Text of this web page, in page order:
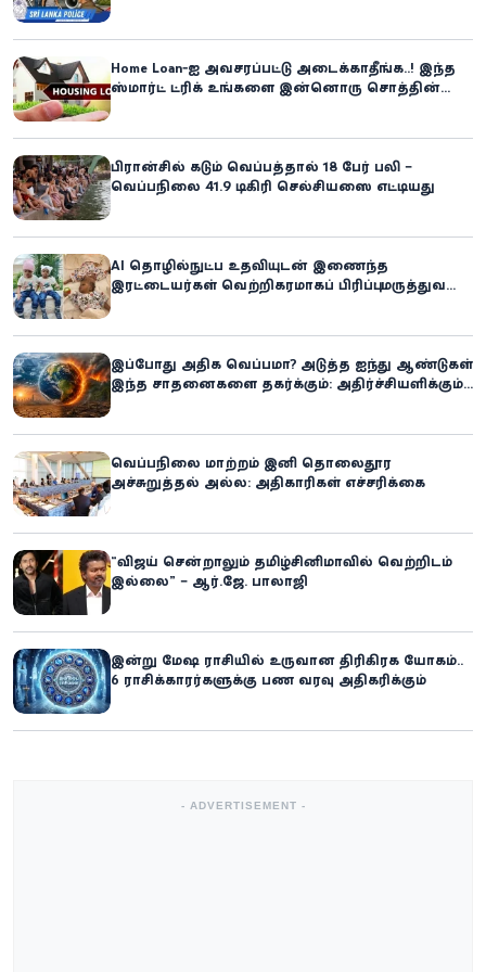
Home Loan-ஐ அவசரப்பட்டு அடைக்காதீங்க..! இந்த
ஸ்மார்ட் ட்ரிக் உங்களை இன்னொரு சொத்தின்
பிரான்சில் கடும் வெப்பத்தால் 18 பேர் பலி –
வெப்பநிலை 41.9 டிகிரி செல்சியஸை எட்டியது
AI தொழில்நுட்ப உதவியுடன் இணைந்த
இரட்டையர்கள் வெற்றிகரமாகப் பிரிப்பு: மருத்துவ
இப்போது அதிக வெப்பமா? அடுத்த ஐந்து ஆண்டுகள்
இந்த சாதனைகளை தகர்க்கும்: அதிர்ச்சியளிக்கும்
வெப்பநிலை மாற்றம் இனி தொலைதூர
அச்சுறுத்தல் அல்ல: அதிகாரிகள் எச்சரிக்கை
“விஜய் சென்றாலும் தமிழ்சினிமாவில் வெற்றிடம்
இல்லை” – ஆர்.ஜே. பாலாஜி
இன்று மேஷ ராசியில் உருவான திரிகிரக யோகம்..
6 ராசிக்காரர்களுக்கு பண வரவு அதிகரிக்கும்
- ADVERTISEMENT -